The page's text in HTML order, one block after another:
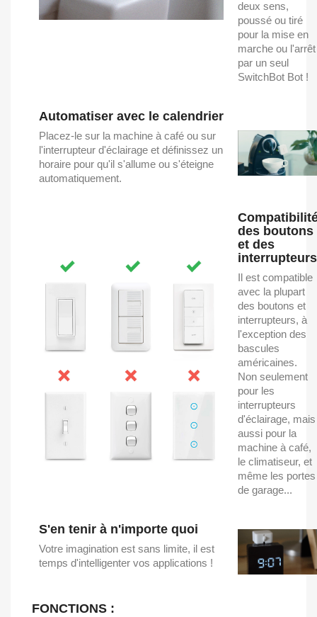
deux sens,
poussé ou tiré
pour la mise en
marche ou l'arrêt
par un seul
SwitchBot Bot !
Automatiser avec le calendrier
Placez-le sur la machine à café ou sur
l'interrupteur d'éclairage et définissez un
horaire pour qu'il s'allume ou s'éteigne
automatiquement.
des boutons
et des
interrupteurs
Il est compatible
avec la plupart
des boutons et
interrupteurs, à
l'exception des
bascules
américaines.
Non seulement
pour les
interrupteurs
d'éclairage, mais
aussi pour la
machine à café,
le climatiseur, et
même les portes
de garage...
S'en tenir à n'importe quoi
Votre imagination est sans limite, il est
temps d'intelligenter vos applications !
FONCTIONS :